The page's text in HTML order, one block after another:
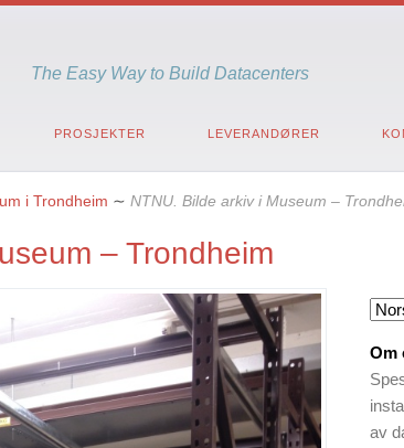
The Easy Way to Build Datacenters
PROSJEKTER LEVERANDØRER
i Trondheim ∼ NTNU. Bilde arkiv i Museum –
– Trondheim
Om
av